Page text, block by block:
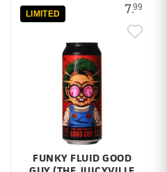
7.99
LIMITED
FUNKY FLUID GOOD